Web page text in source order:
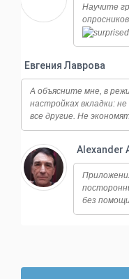
Научите
Евгения Лаврова
А объясните мне, в
настройках вкладки:
все другие. Не
список?
Alexander
без
так